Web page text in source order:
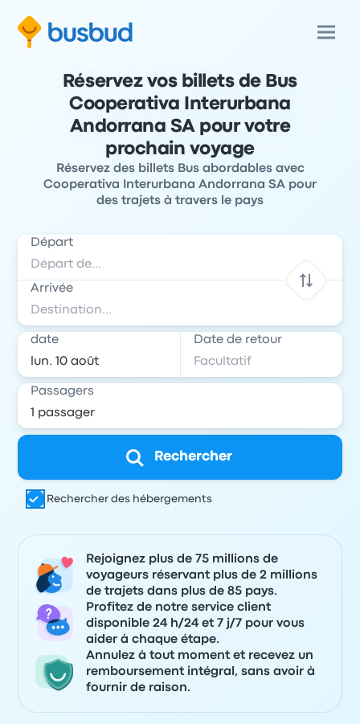
Réservez vos billets de Bus
Cooperativa Interurbana
Andorrana SA pour votre
prochain voyage
Réservez des billets Bus abordables avec
Cooperativa Interurbana Andorrana SA pour
des trajets à travers le pays
Départ
Arrivée
date Date de retour
Passagers
Rechercher
Rechercher des hébergements
Rejoignez plus de 75 millions de
voyageurs réservant plus de 2 millions
de trajets dans plus de 85 pays.
Profitez de notre service client
disponible 24 h/24 et 7 j/7 pour vous
aider à chaque étape.
Annulez à tout moment et recevez un
remboursement intégral, sans avoir à
fournir de raison.